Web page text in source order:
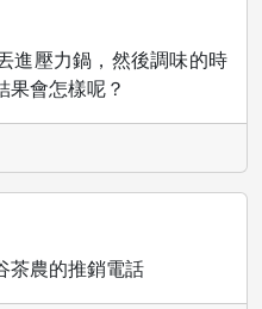
進壓力鍋，然後調味的時
果會怎樣呢？
茶農的推銷電話